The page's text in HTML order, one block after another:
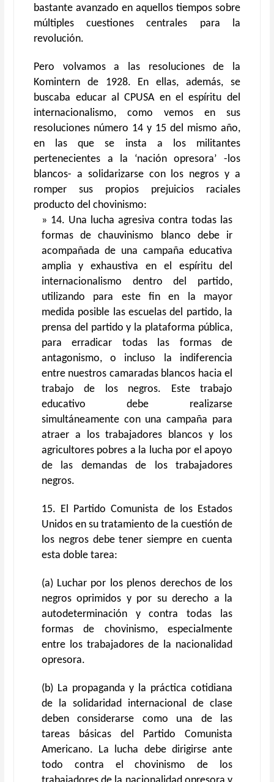
bastante avanzado en aquellos tiempos sobre
múltiples cuestiones centrales para la
revolución.
Pero volvamos a las resoluciones de la
Komintern de 1928. En ellas, además, se
buscaba educar al CPUSA en el espíritu del
internacionalismo, como vemos en sus
resoluciones número 14 y 15 del mismo año,
en las que se insta a los militantes
pertenecientes a la ‘nación opresora’ -los
blancos- a solidarizarse con los negros y a
romper sus propios prejuicios raciales
producto del chovinismo:
» 14. Una lucha agresiva contra todas las
formas de chauvinismo blanco debe ir
acompañada de una campaña educativa
amplia y exhaustiva en el espíritu del
internacionalismo dentro del partido,
utilizando para este fin en la mayor
medida posible las escuelas del partido, la
prensa del partido y la plataforma pública,
para erradicar todas las formas de
antagonismo, o incluso la indiferencia
entre nuestros camaradas blancos hacia el
trabajo de los negros. Este trabajo
educativo debe realizarse
simultáneamente con una campaña para
atraer a los trabajadores blancos y los
agricultores pobres a la lucha por el apoyo
de las demandas de los trabajadores
negros.
15. El Partido Comunista de los Estados
Unidos en su tratamiento de la cuestión de
los negros debe tener siempre en cuenta
esta doble tarea:
(a) Luchar por los plenos derechos de los
negros oprimidos y por su derecho a la
autodeterminación y contra todas las
formas de chovinismo, especialmente
entre los trabajadores de la nacionalidad
opresora.
(b) La propaganda y la práctica cotidiana
de la solidaridad internacional de clase
deben considerarse como una de las
tareas básicas del Partido Comunista
Americano. La lucha debe dirigirse ante
todo contra el chovinismo de los